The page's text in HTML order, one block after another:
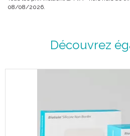
08/08/2026.
Découvrez